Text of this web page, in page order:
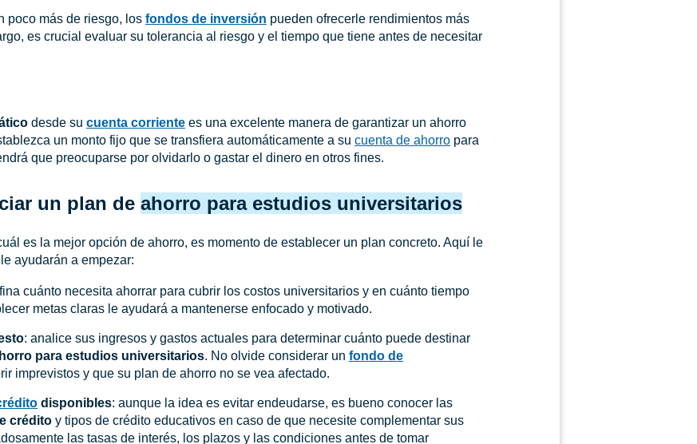
poco más de riesgo, los fondos de inversión pueden ofrecerle rendimientos más
es crucial evaluar su tolerancia al riesgo y el tiempo que tiene antes de necesitar
desde su cuenta corriente es una excelente manera de garantizar un ahorro
un monto fijo que se transfiera automáticamente a su cuenta de ahorro para
que preocuparse por olvidarlo o gastar el dinero en otros fines.
un plan de ahorro para estudios universitarios
es la mejor opción de ahorro, es momento de establecer un plan concreto. Aquí le
ayudarán a empezar:
cuánto necesita ahorrar para cubrir los costos universitarios y en cuánto tiempo
metas claras le ayudará a mantenerse enfocado y motivado.
: analice sus ingresos y gastos actuales para determinar cuánto puede destinar
para estudios universitarios. No olvide considerar un fondo de
imprevistos y que su plan de ahorro no se vea afectado.
disponibles: aunque la idea es evitar endeudarse, es bueno conocer las
crédito y tipos de crédito educativos en caso de que necesite complementar sus
las tasas de interés, los plazos y las condiciones antes de tomar